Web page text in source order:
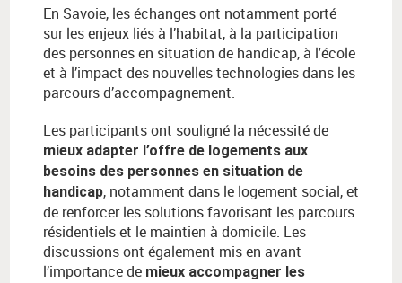
En Savoie, les échanges ont notamment porté
sur les enjeux liés à l’habitat, à la participation
des personnes en situation de handicap, à l'école
et à l’impact des nouvelles technologies dans les
parcours d’accompagnement.
Les participants ont souligné la nécessité de
mieux adapter l’offre de logements aux
besoins des personnes en situation de
handicap, notamment dans le logement social, et
de renforcer les solutions favorisant les parcours
résidentiels et le maintien à domicile. Les
discussions ont également mis en avant
l’importance de mieux accompagner les